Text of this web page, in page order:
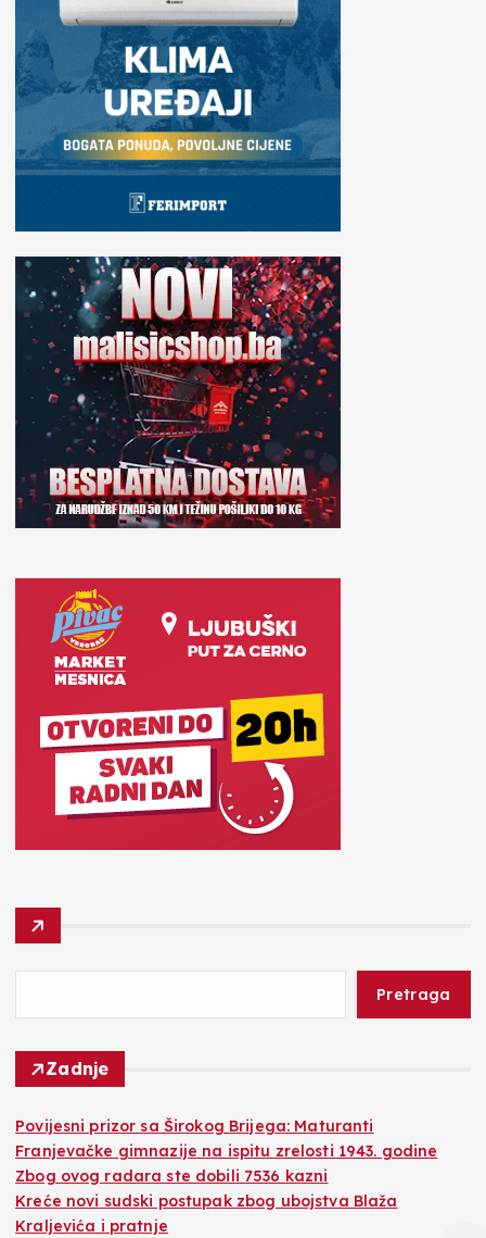
Pretraga
Zadnje
Povijesni prizor sa Širokog Brijega: Maturanti
Franjevačke gimnazije na ispitu zrelosti 1943. godine
Zbog ovog radara ste dobili 7536 kazni
Kreće novi sudski postupak zbog ubojstva Blaža
Kraljevića i pratnje